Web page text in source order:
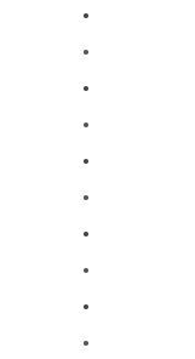
•
•
•
•
•
•
•
•
•
•